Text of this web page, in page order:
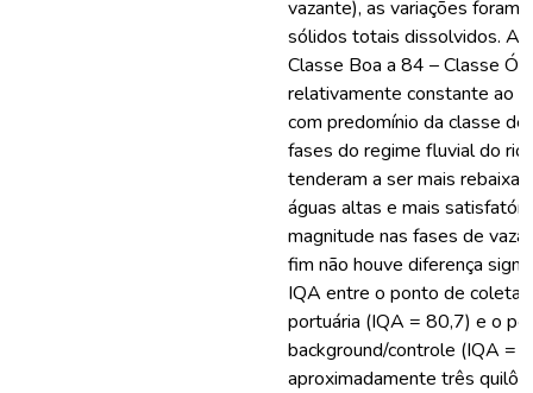
vazante), as variações foram
sólidos totais dissolvidos. A
Classe Boa a 84 – Classe
relativamente constante ao
com predomínio da classe
fases do regime fluvial do
tenderam a ser mais
águas altas e mais
magnitude nas fases de
fim não houve diferença
IQA entre o ponto de coleta
portuária (IQA = 80,7) e o
background/controle (IQA =
aproximadamente três